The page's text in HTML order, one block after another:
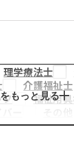
業
理学療法士
介護福祉士
福祉用
もっと見る